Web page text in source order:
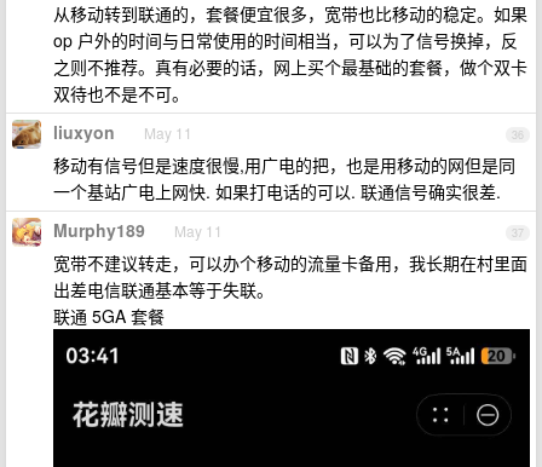
从移动转到联通的，套餐便宜很多，宽带也比移动的稳定。如果
op 户外的时间与日常使用的时间相当，可以为了信号换掉，反
之则不推荐。真有必要的话，网上买个最基础的套餐，做个双卡
双待也不是不可。
36
liuxyon May 11
移动有信号但是速度很慢,用广电的把，也是用移动的网但是同
一个基站广电上网快. 如果打电话的可以. 联通信号确实很差.
37
Murphy189 May 11
宽带不建议转走，可以办个移动的流量卡备用，我长期在村里面
出差电信联通基本等于失联。
联通 5GA 套餐